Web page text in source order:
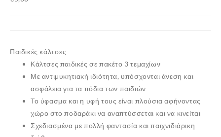
Παιδικές κάλτσες
Κάλτσες παιδικές σε πακέτο 3 τεμαχίων
Με αντιμυκητιακή ιδιότητα, υπόσχονται άνεση και
ασφάλεια για τα πόδια των παιδιών
Το ύφασμα και η υφή τους είναι πλούσια αφήνοντας
χώρο στο ποδαράκι να αναπτύσσεται και να κινείται
Σχεδιασμένα με πολλή φαντασία και παιχνιδιάρικη